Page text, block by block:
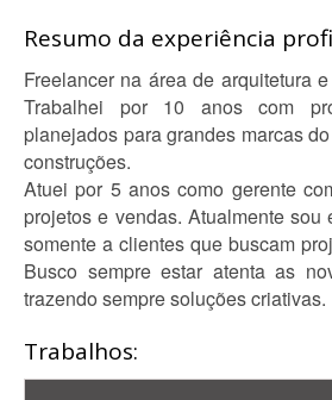
Resumo da experiência
Freelancer na área de arquitetura
Trabalhei por 10 anos com
planejados para grandes marcas
construções.
Atuei por 5 anos como gerente
projetos e vendas. Atualmente sou
somente a clientes que buscam
Busco sempre estar atenta as
trazendo sempre soluções criativas.
Trabalhos: